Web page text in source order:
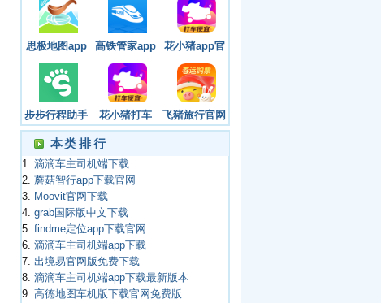
载
版
思极地图app
官方最新去广
告版
高铁管家app
正式版下载
花小猪app官
网版下载
步步行程助手
官网版下载安
装
花小猪打车
app下载官方
飞猪旅行官网
版下载app
本类排行
1. 滴滴车主司机端下载
2. 蘑菇智行app下载官网
3.
Moovit官网下载
4. grab国际版中文下载
5. findme定位app下载官网
6. 滴滴车主司机端app下载
7. 出境易官网版免费下载
8. 滴滴车主司机端app下载最新版本
9. 高德地图车机版下载官网免费版